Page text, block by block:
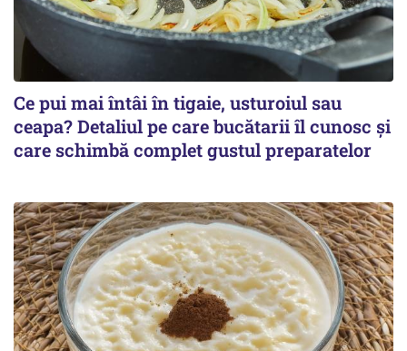
Ce pui mai întâi în tigaie, usturoiul sau
ceapa? Detaliul pe care bucătarii îl cunosc și
care schimbă complet gustul preparatelor